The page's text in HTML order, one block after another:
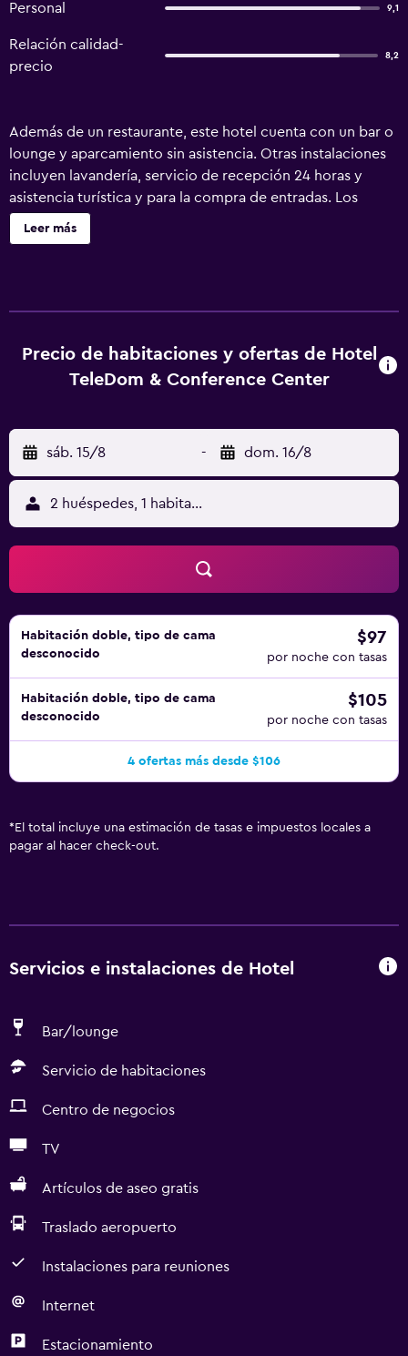
Personal 9,1
Relación calidad-
precio
8,2
Además de un restaurante, este hotel cuenta con un bar o
lounge y aparcamiento sin asistencia. Otras instalaciones
incluyen lavandería, servicio de recepción 24 horas y
asistencia turística y para la compra de entradas. Los
alojamientos de Teledom Hotel & Conference Center
disponen de artículos de higiene personal gratuitos.
Leer más
Precio de habitaciones y ofertas de Hotel
TeleDom & Conference Center
sáb. 15/8 - dom. 16/8
2 huéspedes, 1 habitación
Habitación doble, tipo de cama
desconocido
$97
por noche con tasas
Habitación doble, tipo de cama
desconocido
$105
por noche con tasas
4 ofertas más desde $106
* El total incluye una estimación de tasas e impuestos locales a
pagar al hacer check-out.
Servicios e instalaciones de Hotel
Bar/lounge
Servicio de habitaciones
Centro de negocios
TV
Artículos de aseo gratis
Traslado aeropuerto
Instalaciones para reuniones
Internet
Estacionamiento